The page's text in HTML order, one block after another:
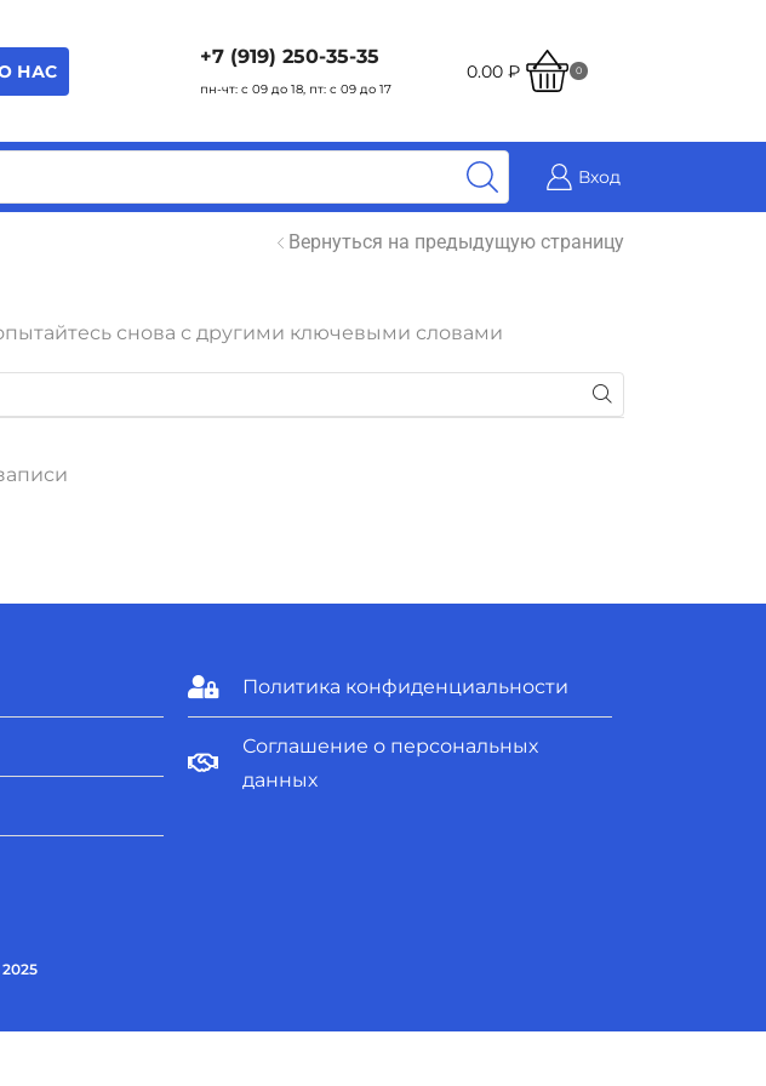
НАС
+7 (919) 250-35-35
пн-чт: с 09 до 18, пт: с 09 до 17
0.00 ₽ 0
Вход
Вернуться на предыдущую страницу
снова с другими ключевыми словами
Политика конфиденциальности
Соглашение о персональных
данных